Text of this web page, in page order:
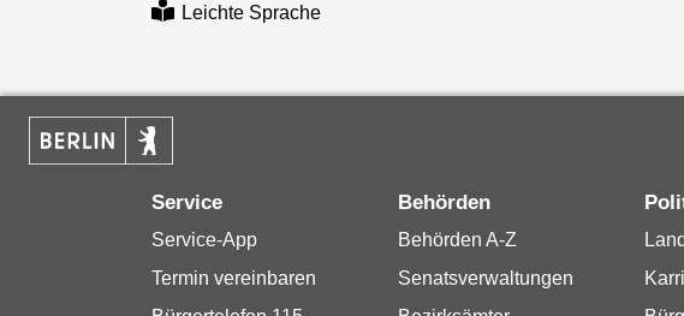
Leichte Sprache
Service
Service-App
Termin vereinbaren
Behörden
Behörden A-Z
Senatsverwaltungen